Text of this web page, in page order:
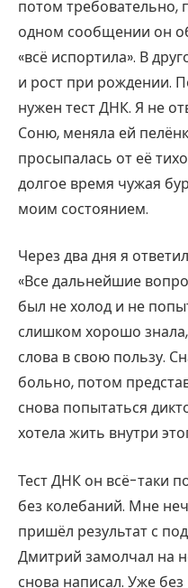
потом
одном сообщении он
«всё испортила». В
и рост при рождении.
нужен тест ДНК. Я не
Соню, меняла ей
просыпалась от её
долгое время чужая
моим состоянием.
Через два дня я
«Все дальнейшие
был не холод и не
слишком хорошо
слова в свою пользу.
больно, потом
снова попытаться
хотела жить внутри
Тест ДНК он всё-таки
без колебаний. Мне
пришёл результат с
Дмитрий замолчал на
снова написал. Уже